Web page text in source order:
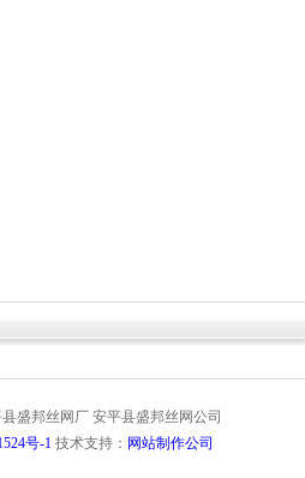
盛邦丝网厂 安平县盛邦丝网公司
号-1技术支持： 网站制作公司